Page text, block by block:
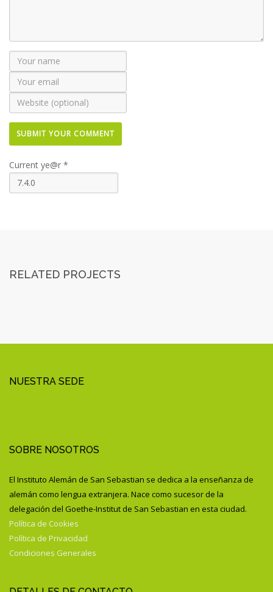
Current ye@r *
RELATED PROJECTS
NUESTRA SEDE
SOBRE NOSOTROS
El Instituto Alemán de San Sebastian se dedica a la enseñanza de
alemán como lengua extranjera. Nace como sucesor de la
delegación del Goethe-Institut de San Sebastian en esta ciudad.
Política de Cookies
Política de Privacidad
Condiciones Generales